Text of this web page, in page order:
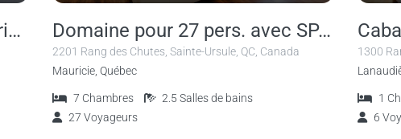
Nature X | Spa | Rivière | Dogfriendly Domaine pour 27 pers. avec SPA et Grange Festive
2201 Rang des Chutes, Sainte-Ursule, QC, Canada
Mauricie, Québec
7 Chambres 2.5 Salles de bains
27 Voyageurs
1300
1
6